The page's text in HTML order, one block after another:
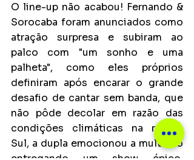
O line-up não acabou! Fernando &
Sorocaba foram anunciados como
atração surpresa e subiram ao
palco com "um sonho e uma
palheta", como eles próprios
definiram após encarar o grande
desafio de cantar sem banda, que
não pôde decolar em razão das
condições climáticas na região
Sul, a dupla emocionou a multidão